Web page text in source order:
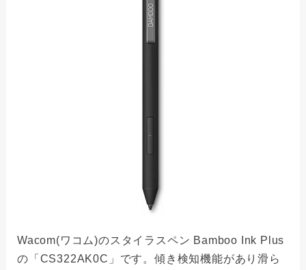
Wacom(ワコム)のスタイラスペン Bamboo Ink Plus
の「CS322AK0C」です。傾き検知機能があり滑ら